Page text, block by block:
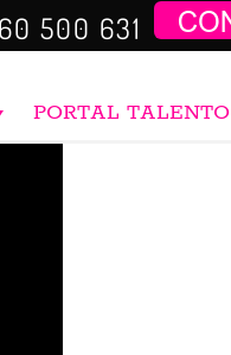
500 631
PORTAL TALENTO